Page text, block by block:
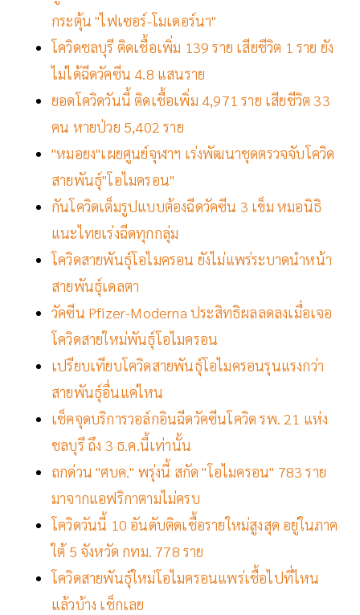
กระตุ้น "ไฟเซอร์-โมเดอร์นา"
โควิดชลบุรี ติดเชื้อเพิ่ม 139 ราย เสียชีวิต 1 ราย ยัง
ไม่ได้ฉีดวัคซีน 4.8 แสนราย
ยอดโควิดวันนี้ ติดเชื้อเพิ่ม 4,971 ราย เสียชีวิต 33
คน หายป่วย 5,402 ราย
"หมอยง"เผยศูนย์จุฬาฯ เร่งพัฒนาชุดตรวจจับโควิด
สายพันธุ์"โอไมครอน"
กันโควิดเต็มรูปแบบต้องฉีดวัคซีน 3 เข็ม หมอนิธิ
แนะไทยเร่งฉีดทุกกลุ่ม
โควิดสายพันธุ์โอไมครอน ยังไม่แพร่ระบาดนำหน้า
สายพันธุ์เดลตา
วัคซีน Pfizer-Moderna ประสิทธิผลลดลงเมื่อเจอ
โควิดสายใหม่พันธุ์โอไมครอน
เปรียบเทียบโควิดสายพันธุ์โอไมครอนรุนแรงกว่า
สายพันธุ์อื่นแค่ไหน
เช็คจุดบริการวอล์กอินฉีดวัคซีนโควิด รพ. 21 แห่ง
ชลบุรี ถึง 3 ธ.ค.นี้เท่านั้น
ถกด่วน "ศบค." พรุ่งนี้ สกัด "โอไมครอน" 783 ราย
มาจากแอฟริกาตามไม่ครบ
โควิดวันนี้ 10 อันดับติดเชื้อรายใหม่สูงสุด อยู่ในภาค
ใต้ 5 จังหวัด กทม. 778 ราย
โควิดสายพันธุ์ใหม่โอไมครอนแพร่เชื้อไปที่ไหน
แล้วบ้าง เช็กเลย